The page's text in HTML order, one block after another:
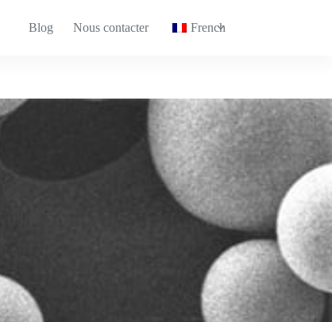
Blog Nous contacter French